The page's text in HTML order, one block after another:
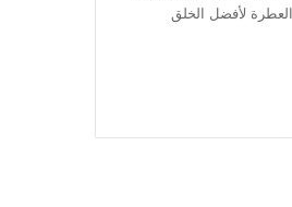
العطرة لأفضل الخلق